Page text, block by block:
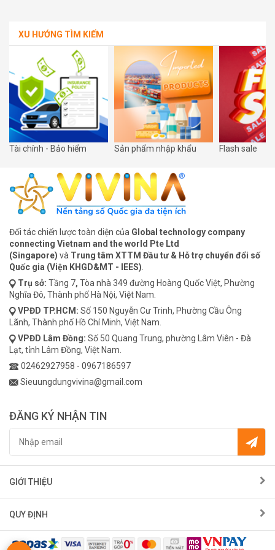
XU HƯỚNG TÌM KIẾM
Tài chính - Bảo hiểm Sản phẩm nhập khẩu Flash sale
Đối tác chiến lược toàn diện của Global technology company
connecting Vietnam and the world Pte Ltd
(Singapore) và Trung tâm XTTM Đầu tư & Hỗ trợ chuyển đổi số
Quốc gia (Viện KHGD&MT - IEES)
Trụ sở: Tầng 7, Tòa nhà 349 đường Hoàng Quốc Việt, Phường
Nghĩa Đô, Thành phố Hà Nội, Việt Nam.
VPĐD TP.HCM: Số 150 Nguyễn Cư Trinh, Phường Cầu Ông
Lãnh, Thành phố Hồ Chí Minh, Việt Nam.
VPĐD Lâm Đồng: Số 50 Quang Trung, phường Lâm Viên - Đà
Lạt, tỉnh Lâm Đồng, Việt Nam.
02462927958 - 0967186597
Sieuungdungvivina@gmail.com
ĐĂNG KÝ NHẬN TIN
GIỚI THIỆU
QUY ĐỊNH